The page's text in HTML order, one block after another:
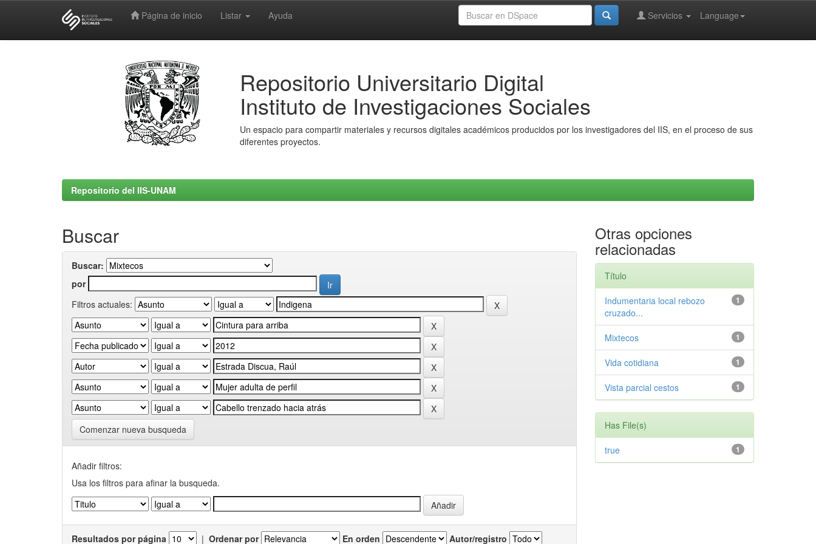
Página de inicio Listar Ayuda Language
Servicios
Repositorio Universitario Digital
Instituto de Investigaciones Sociales
Un espacio para compartir materiales y recursos digitales académicos producidos por los investigadores del IIS, en el proceso de sus
diferentes proyectos.
Repositorio del IIS-UNAM
Buscar
Buscar:
por
Filtros actuales:
Comenzar nueva busqueda
Añadir filtros:
Usa los filtros para afinar la busqueda.
Resultados por página | Ordenar por En orden Autor/registro
Otras opciones
relacionadas
Título
1
Indumentaria local rebozo
cruzado...
1
Mixtecos
1
Vida cotidiana
1
Vista parcial cestos
Has File(s)
1
true